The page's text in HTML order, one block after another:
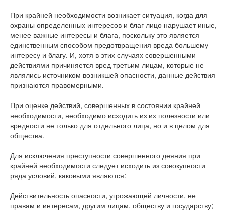
При крайней необходимости возникает ситуация, когда для
охраны определенных интересов и благ лицо нарушает иные,
менее важные интересы и блага, поскольку это является
единственным способом предотвращения вреда большему
интересу и благу. И, хотя в этих случаях совершенными
действиями причиняется вред третьим лицам, которые не
являлись источником возникшей опасности, данные действия
признаются правомерными.
При оценке действий, совершенных в состоянии крайней
необходимости, необходимо исходить из их полезности или
вредности не только для отдельного лица, но и в целом для
общества.
Для исключения преступности совершенного деяния при
крайней необходимости следует исходить из совокупности
ряда условий, каковыми являются:
Действительность опасности, угрожающей личности, ее
правам и интересам, другим лицам, обществу и государству;